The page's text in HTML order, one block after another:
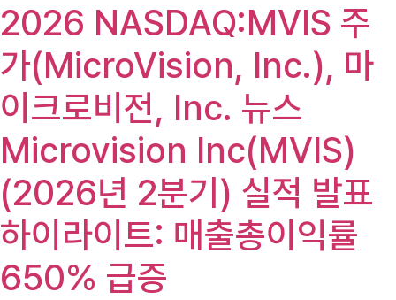
2026 NASDAQ:MVIS 주
가(MicroVision, Inc.), 마
이크로비전, Inc. 뉴스
Microvision Inc(MVIS)
(2026년 2분기) 실적 발표
하이라이트: 매출총이익률
650% 급증